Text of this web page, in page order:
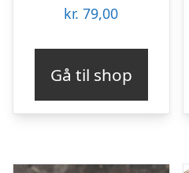
kr. 79,00
Gå til shop